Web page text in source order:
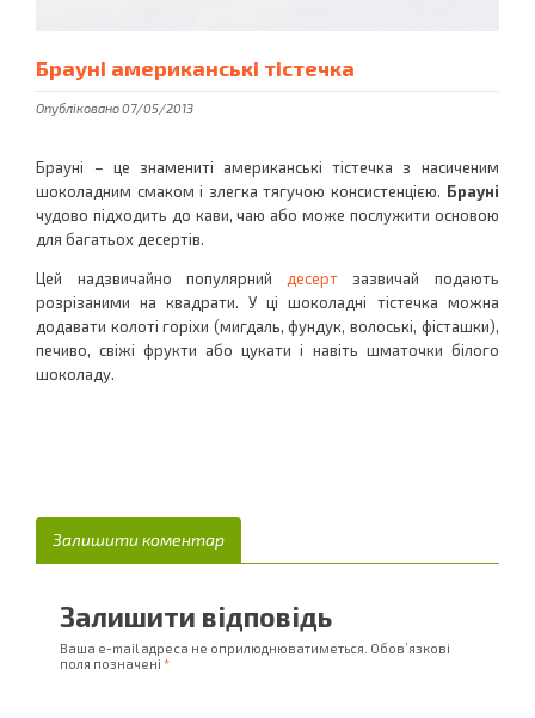
Брауні американські тістечка
Опубліковано 07/05/2013
Брауні – це знамениті американські тістечка з насиченим
шоколадним смаком і злегка тягучою консистенцією. Брауні
чудово підходить до кави, чаю або може послужити основою
для багатьох десертів.
Цей надзвичайно популярний десерт зазвичай подають
розрізаними на квадрати. У ці шоколадні тістечка можна
додавати колоті горіхи (мигдаль, фундук, волоські, фісташки),
печиво, свіжі фрукти або цукати і навіть шматочки білого
шоколаду.
Залишити коментар
Залишити відповідь
Ваша e-mail адреса не оприлюднюватиметься. Обов’язкові
поля позначені *